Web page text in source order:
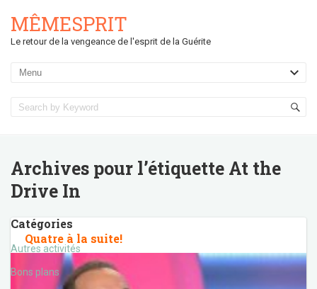
MÊMESPRIT
Le retour de la vengeance de l'esprit de la Guérite
Archives pour l’étiquette At the
Drive In
Catégories
Autres activités
Bons plans
Quatre à la suite!